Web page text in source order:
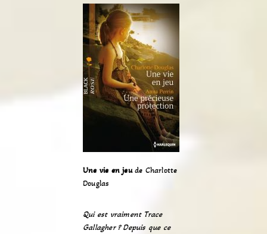
Une vie en jeude Charlotte
Douglas
Qui est vraiment Trace
Gallagher ? Depuis que ce